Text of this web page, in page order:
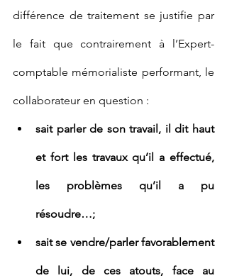
différence de traitement se justifie par
le fait que contrairement à l’Expert-
comptable mémorialiste performant, le
collaborateur en question :
sait parler de son travail, il dit haut
et fort les travaux qu’il a effectué,
les problèmes qu’il a pu
résoudre…;
sait se vendre/parler favorablement
de lui, de ces atouts, face au